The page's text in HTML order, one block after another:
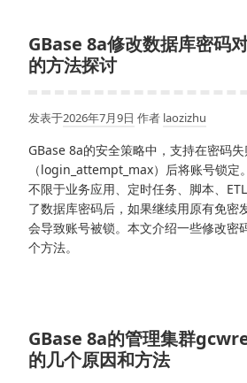
GBase 8a修改数据库密码
的方法探讨
发表于2026年7月9日 作者 laozizhu
GBase 8a的安全策略中，支持在密码
（login_attempt_max）后将账号锁定
不限于业务应用、定时任务、脚本、
了数据库密码后，如果继续用原有免密
会导致账号被锁。本文介绍一些修改密
个方法。
GBase 8a的管理集群
的几个原因和方法